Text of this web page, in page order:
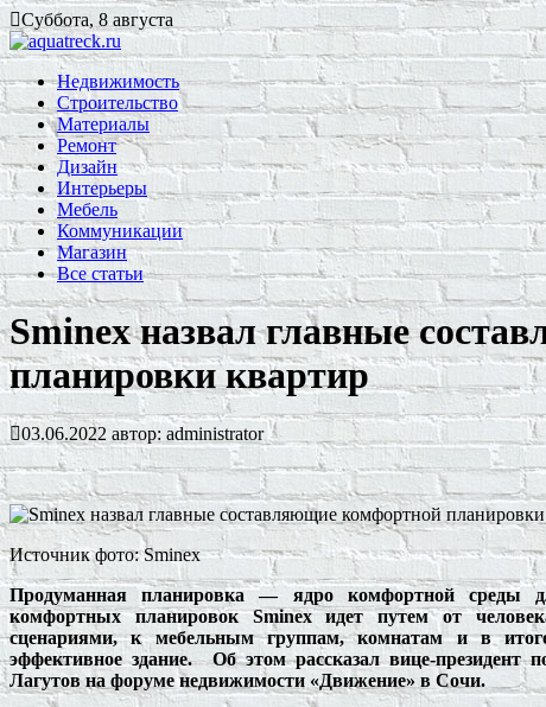
Суббота, 8 августа
Недвижимость
Строительство
Материалы
Ремонт
Дизайн
Интерьеры
Мебель
Коммуникации
Магазин
Все статьи
Sminex назвал главные
планировки квартир
03.06.2022 автор: administrator
Источник фото: Sminex
Продуманная планировка — ядро комфортной среды
комфортных планировокSminexидет путем от
сценариями, к мебельным группам, комнатам и в
эффективное здание. Об этом рассказал вице-президент
Лагутов на форуме недвижимости «Движение» в Сочи.